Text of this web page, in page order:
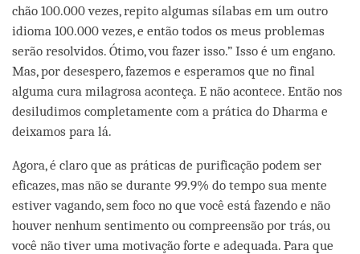
chão 100.000 vezes, repito algumas sílabas em um outro
idioma 100.000 vezes, e então todos os meus problemas
serão resolvidos. Ótimo, vou fazer isso.” Isso é um engano.
Mas, por desespero, fazemos e esperamos que no final
alguma cura milagrosa aconteça. E não acontece. Então nos
desiludimos completamente com a prática do Dharma e
deixamos para lá.
Agora, é claro que as práticas de purificação podem ser
eficazes, mas não se durante 99.9% do tempo sua mente
estiver vagando, sem foco no que você está fazendo e não
houver nenhum sentimento ou compreensão por trás, ou
você não tiver uma motivação forte e adequada. Para que